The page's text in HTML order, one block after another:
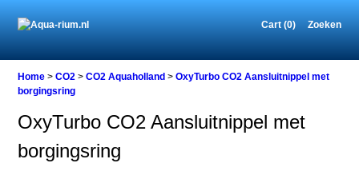
Cart (0) Zoeken
Home
CO2
CO2
Aquaholland
Home >CO2 >CO2 Aquaholland >OxyTurbo CO2 Aansluitnippel met
borgingsring
OxyTurbo CO2 Aansluitnippel met
borgingsring